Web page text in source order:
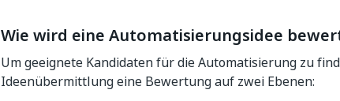
Wie wird eine Automatisierungsidee
Um geeignete Kandidaten für die Automatisierung zu
Ideenübermittlung eine Bewertung auf zwei Ebenen: